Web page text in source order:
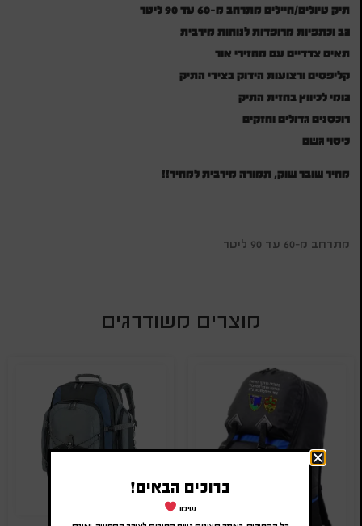
תיק טיולים/חיילים מתרחב מ-60 עד 90 ליטר
גב וכתפיות מרופדות לנוחות מירבית
תאים צדדיים עם מחזירי אור
קליפסים ורצועות הידוק בצידי התיק
גומי לכיווץ בחזית התיק
רוכסנים גדולים וחזקים
כיסוי גשם
מחיר שובר שוק, תמורה מירבית למחיר!!
מתרחב מ-60 עד 90 ליטר
מוצרים משודרגים
ברוכים הבאים!
שימו